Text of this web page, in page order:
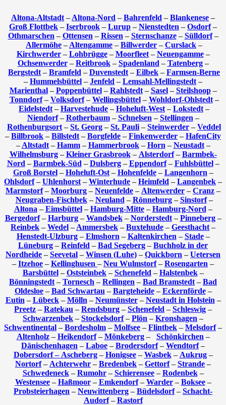
Altona-Altstadt – Altona-Nord – Bahrenfeld – Blankenese –
Groß Flottbek – Iserbrook – Lurup – Nienstedten – Osdorf–
Othmarschen – Ottensen – Rissen – Sternschanze– Sülldorf–
Allermöhe – Altengamme – Billwerder – Curslack –
Kirchwerder– Lohbrügge– Moorfleet– Neuengamme–
Ochsenwerder– Reitbrook– Spadenland – Tatenberg–
Bergstedt – Bramfeld – Duvenstedt – Eilbek – Farmsen-Berne
– Hummelsbüttel – Jenfeld – Lemsahl-Mellingstedt –
Marienthal– Poppenbüttel– Rahlstedt– Sasel– Steilshoop–
Tonndorf– Volksdorf– Wellingsbüttel– Wohldorf-Ohlstedt–
Eidelstedt – Harvestehude – Hoheluft-West – Lokstedt –
Niendorf– Rotherbaum– Schnelsen – Stellingen –
Rothenburgsort – St. Georg – St. Pauli – Steinwerder – Veddel
– Billbrook – Billstedt – Borgfelde – Finkenwerder – HafenCity
– Altstadt– Hamm– Hammerbrook– Horn – Neustadt–
Wilhelmsburg– Kleiner Grasbrook– Alsterdorf– Barmbek-
Nord – Barmbek-Süd – Dulsberg– Eppendorf– Fuhlsbüttel–
Groß Borstel– Hoheluft-Ost– Hohenfelde– Langenhorn –
Ohlsdorf– Uhlenhorst – Winterhude – Heimfeld – Langenbek –
Marmstorf– Moorburg – Neuenfelde – Altenwerder – Cranz –
Neugraben-Fischbek– Neuland – Rönneburg– Sinstorf–
Altona – Eimsbüttel– Hamburg-Mitte– Hamburg-Nord –
Bergedorf– Harburg– Wandsbek– Norderstedt– Pinneberg–
Reinbek – Wedel – Ammersbek – Buxtehude – Geesthacht –
Henstedt-Ulzburg– Elmshorn – Kaltenkirchen – Stade–
Lüneburg – Reinfeld – Bad Segeberg – Buchholz in der
Nordheide – Seevetal – Winsen (Luhe) – Quickborn – Uetersen
– Itzehoe – Kellinghusen – Neu Wulmstorf– Rosengarten –
Barsbüttel– Oststeinbek– Schenefeld – Halstenbek–
Bönningstedt – Tornesch – Rellingen – Bad Bramstedt – Bad
Oldesloe– Bad Schwartau – Bargteheide– Eckernförde–
Eutin – Lübeck– Mölln – Neumünster– Neustadt in Holstein –
Preetz – Ratekau – Rendsburg – Schenefeld – Schleswig –
Schwarzenbek – Stockelsdorf– Plön – Kronshagen –
Schwentinental – Bordesholm – Molfsee – Flintbek – Melsdorf–
Altenholz– Heikendorf– Mönkeberg– Schönkirchen –
Dänischenhagen – Laboe – Brodersdorf– Wendtorf–
Dobersdorf – Ascheberg– Honigsee– Wasbek– Aukrug–
Nortorf– Achterwehr – Bredenbek – Gettorf– Strande –
Schwedeneck– Rumohr– Schierensee– Rodenbek–
Westensee– Haßmoor– Emkendorf– Warder– Boksee–
Probsteierhagen – Neuwittenberg – Büdelsdorf– Schacht-
Audorf– Rastorf